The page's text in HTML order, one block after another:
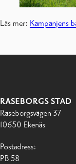
Läs mer: Kampanjens
RASEBORGS STAD
Raseborgsvägen 37
10650 Ekenäs
Postadress:
PB 58